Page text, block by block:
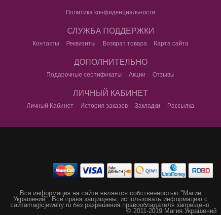
Политика конфиденциальности
СЛУЖБА ПОДДЕРЖКИ
Контакты Реквизиты Возврат товара Карта сайта
ДОПОЛНИТЕЛЬНО
Подарочные сертификаты Акции Отзывы
ЛИЧНЫЙ КАБИНЕТ
Личный Кабинет История заказов Закладки Рассылка
Вся информация на сайте является собственностью "Магии
Украшений". Все права защищены, использовать информацию с
сайтаmagicjewelry.ru без разрешения правообладателя запрещено.
© 2011-2019 Магия Украшений